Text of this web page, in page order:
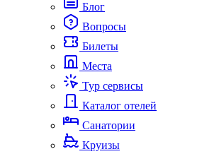
Блог
Вопросы
Билеты
Места
Тур сервисы
Каталог отелей
Санатории
Круизы